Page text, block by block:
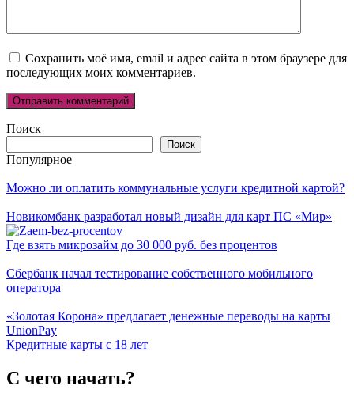
Сохранить моё имя, email и адрес сайта в этом браузере для
последующих моих комментариев.
Поиск
Поиск
Популярное
Можно ли оплатить коммунальные услуги кредитной картой?
Новикомбанк разработал новый дизайн для карт ПС «Мир»
Где взять микрозайм до 30 000 руб. без процентов
Сбербанк начал тестирование собственного мобильного
оператора
«Золотая Корона» предлагает денежные переводы на карты
UnionPay
Кредитные карты с 18 лет
С чего начать?